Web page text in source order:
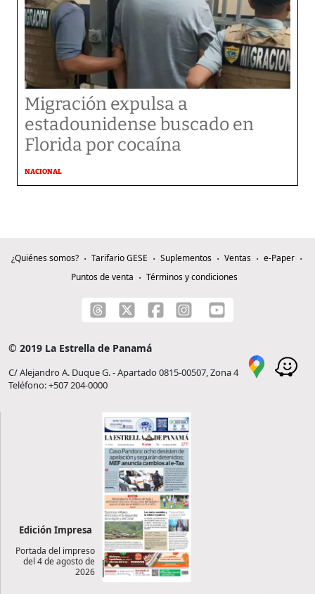
Migración expulsa a
estadounidense buscado en
Florida por cocaína
NACIONAL
¿Quiénes somos? Tarifario GESE Suplementos Ventas
e-Paper
Puntos de venta
Términos y condiciones
© 2019 La Estrella de Panamá
C/ Alejandro A. Duque G. - Apartado 0815-00507, Zona 4
Teléfono: +507 204-0000
Edición Impresa
Portada del impreso
del 4 de agosto de
2026